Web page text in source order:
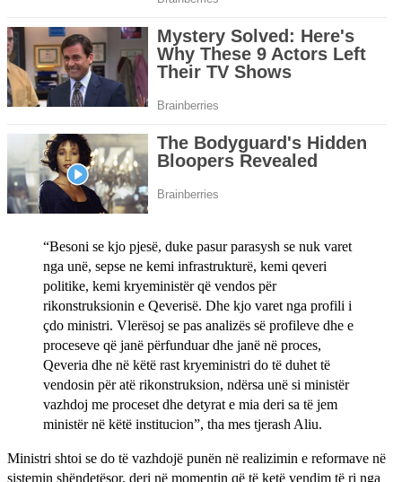
“Besoni se kjo pjesë, duke pasur parasysh se nuk varet
nga unë, sepse ne kemi infrastrukturë, kemi qeveri
politike, kemi kryeministër që vendos për
rikonstruksionin e Qeverisë. Dhe kjo varet nga profili i
çdo ministri. Vlerësoj se pas analizës së profileve dhe e
proceseve që janë përfunduar dhe janë në proces,
Qeveria dhe në këtë rast kryeministri do të duhet të
vendosin për atë rikonstruksion, ndërsa unë si ministër
vazhdoj me proceset dhe detyrat e mia deri sa të jem
ministër në këtë institucion”, tha mes tjerash Aliu.
Ministri shtoi se do të vazhdojë punën në realizimin e reformave në
sistemin shëndetësor, deri në momentin që të ketë vendim të ri nga